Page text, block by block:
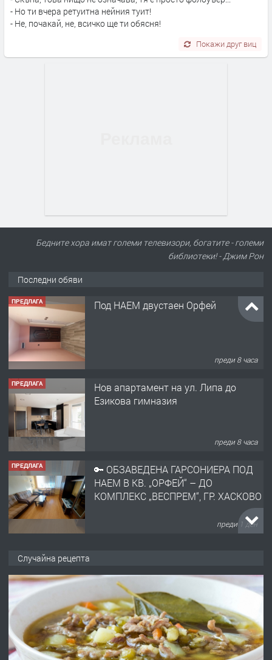
- Но ти вчера ретуитна нейния туит!
- Не, почакай, не, всичко ще ти обясня!
Покажи друг виц
Бедните хора имат големи телевизори, богатите - големи
библиотеки! - Джим Рон
Последни обяви
ПРЕДЛАГА Под НАЕМ двустаен Орфей
преди 8 часа
ПРЕДЛАГА
Нов апартамент на ул. Липа до
Езикова гимназия
преди 8 часа
ПРЕДЛАГА
🔑 ОБЗАВЕДЕНА ГАРСОНИЕРА ПОД
НАЕМ В КВ. „ОРФЕЙ“ – ДО
КОМПЛЕКС „ВЕСПРЕМ“, ГР. ХАСКОВО
преди 1 ден
АПАРТАМЕНТ В ЦЕНТЪРА НА ГР.
ХАСКОВО
преди 2 дни
ПРЕДЛАГА Давам гараж под наем
Случайна рецепта